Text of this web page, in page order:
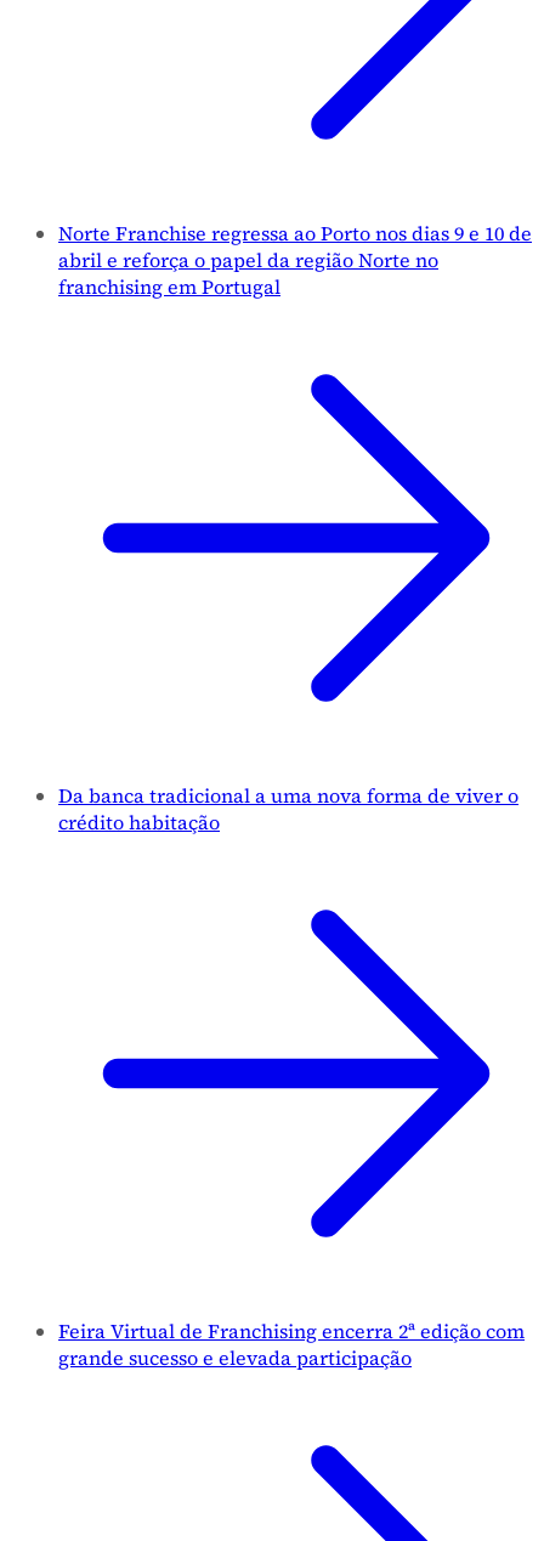
Norte Franchise regressa ao Porto nos dias 9 e 10 de
abril e reforça o papel da região Norte no
franchising em Portugal
Da banca tradicional a uma nova forma de viver o
crédito habitação
Feira Virtual de Franchising encerra 2ª edição com
grande sucesso e elevada participação